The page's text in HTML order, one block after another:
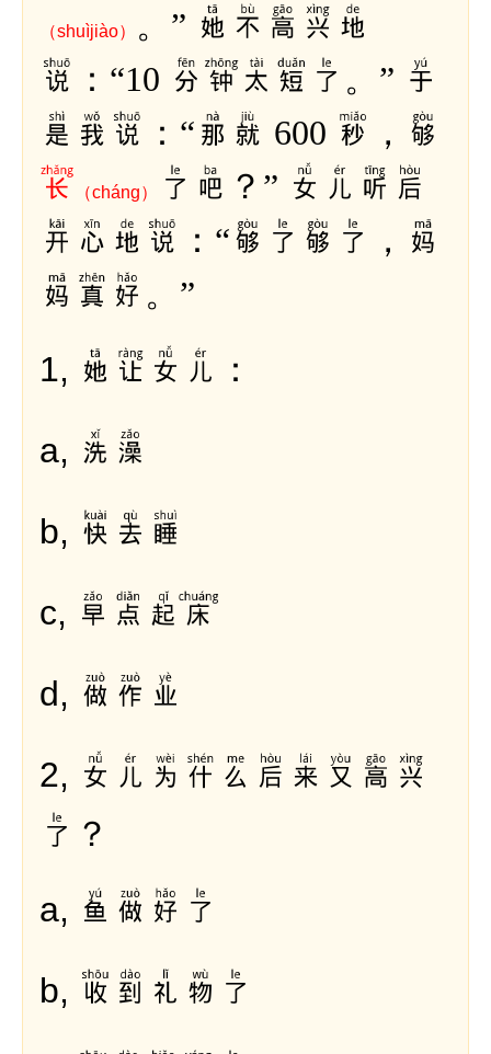
（shuìjiào）
。” 她不高兴地
说：“10 分钟太短了。” 于
是我说：“那就 600 秒，够
长 （cháng）
了吧？” 女儿听后
开心地说：“够了够了，妈
妈真好。”
1, 她让女儿：
a, 洗澡
b, 快去睡
c, 早点起床
d, 做作业
2, 女儿为什么后来又高兴
了？
a, 鱼做好了
b, 收到礼物了